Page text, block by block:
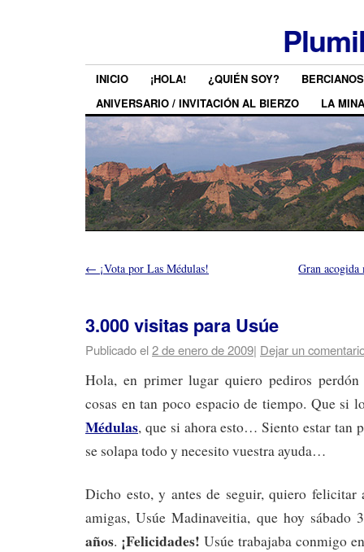
INICIO ¡HOLA! ¿QUIÉN SOY?
ANIVERSARIO / INVITACIÓN AL BIERZO
LA MINA
← ¡Vota por Las Médulas! Gran
3.000 visitas para Usúe
Publicado el2 de enero de 2009| Dejar un
Hola, en primer lugar quiero pediros
cosas en tan poco espacio de tiempo. Que si
Médulas, que si ahora esto… Siento estar tan
se solapa todo y necesito vuestra ayuda…
Dicho esto, y antes de seguir, quiero felicitar
amigas, Usúe Madinaveitia, que hoy
años. ¡Felicidades! Usúe trabajaba conmigo